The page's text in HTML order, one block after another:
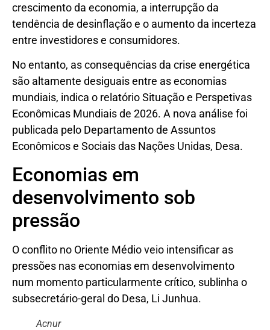
crescimento da economia, a interrupção da
tendência de desinflação e o aumento da incerteza
entre investidores e consumidores.
No entanto, as consequências da crise energética
são altamente desiguais entre as economias
mundiais, indica o relatório Situação e Perspetivas
Econômicas Mundiais de 2026. A nova análise foi
publicada pelo Departamento de Assuntos
Econômicos e Sociais das Nações Unidas, Desa.
Economias em
desenvolvimento sob
pressão
O conflito no Oriente Médio veio intensificar as
pressões nas economias em desenvolvimento
num momento particularmente crítico, sublinha o
subsecretário-geral do Desa, Li Junhua.
Acnur